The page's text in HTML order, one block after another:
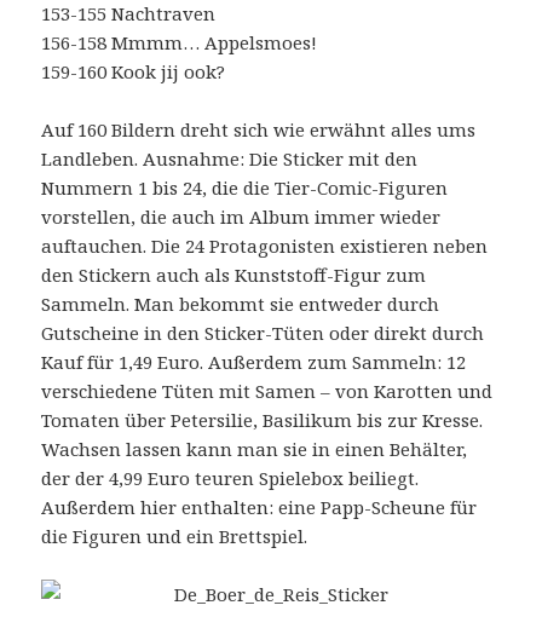
153-155 Nachtraven
156-158 Mmmm… Appelsmoes!
159-160 Kook jij ook?
Auf 160 Bildern dreht sich wie erwähnt alles ums
Landleben. Ausnahme: Die Sticker mit den
Nummern 1 bis 24, die die Tier-Comic-Figuren
vorstellen, die auch im Album immer wieder
auftauchen. Die 24 Protagonisten existieren neben
den Stickern auch als Kunststoff-Figur zum
Sammeln. Man bekommt sie entweder durch
Gutscheine in den Sticker-Tüten oder direkt durch
Kauf für 1,49 Euro. Außerdem zum Sammeln: 12
verschiedene Tüten mit Samen – von Karotten und
Tomaten über Petersilie, Basilikum bis zur Kresse.
Wachsen lassen kann man sie in einen Behälter,
der der 4,99 Euro teuren Spielebox beiliegt.
Außerdem hier enthalten: eine Papp-Scheune für
die Figuren und ein Brettspiel.